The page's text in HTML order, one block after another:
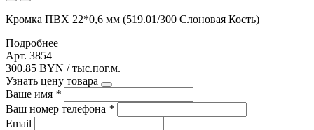
Кромка ПВХ 22*0,6 мм (519.01/300 Слоновая Кость)
Подробнее
Арт. 3854
300.85 BYN / тыс.пог.м.
Узнать цену товара
Ваше имя *
Ваш номер телефона *
Email